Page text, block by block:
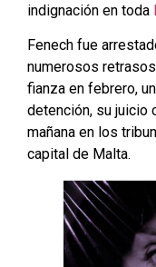
indignación en toda
Fenech fue
numerosos
fianza en febrero,
detención, su juicio
mañana en los
capital de Malta.